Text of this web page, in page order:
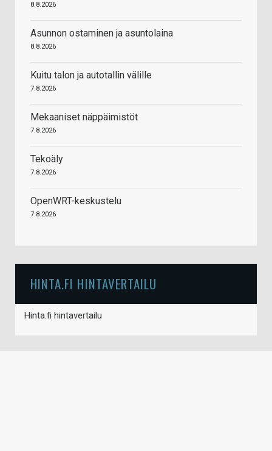
8.8.2026
Asunnon ostaminen ja asuntolaina
8.8.2026
Kuitu talon ja autotallin välille
7.8.2026
Mekaaniset näppäimistöt
7.8.2026
Tekoäly
7.8.2026
OpenWRT-keskustelu
7.8.2026
HINTA.FI HINTAVERTAILU
Hinta.fi hintavertailu